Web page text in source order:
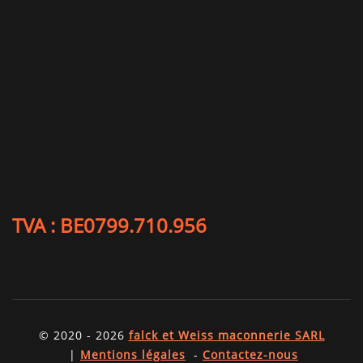
TVA : BE0799.710.956
© 2020 - 2026 falck et Weiss maconnerie SARL
| Mentions légales - Contactez-nous